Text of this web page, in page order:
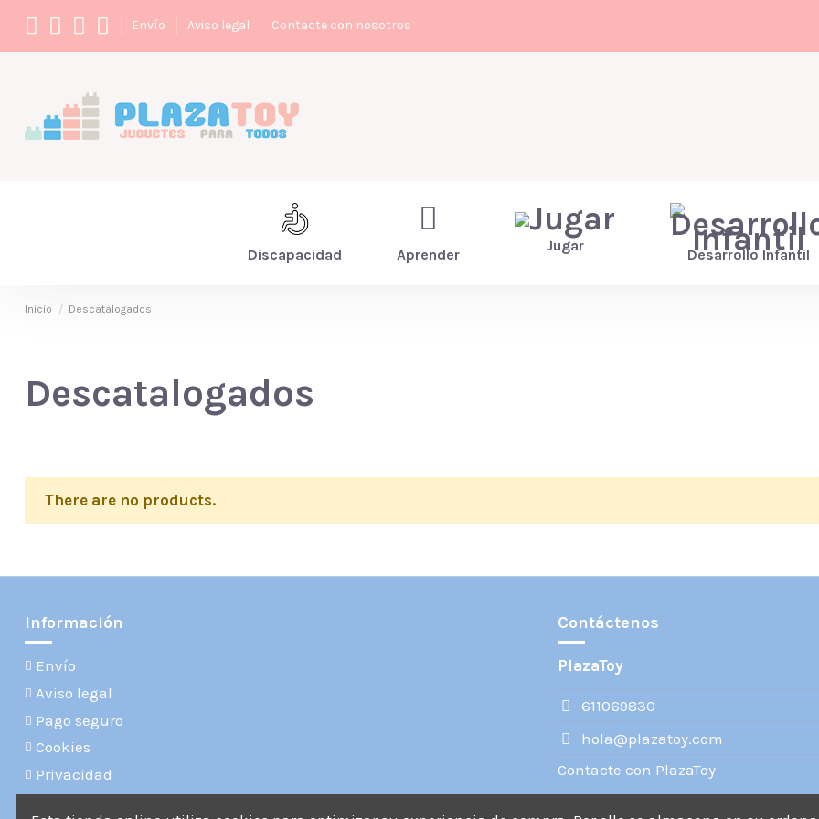
Envío Aviso legal Contacte con nosotros
Discapacidad Aprender Jugar Desarrollo Infantil
Inicio Descatalogados
Descatalogados
There are no products.
Información
Envío
Aviso legal
Pago seguro
Cookies
Privacidad
Contáctenos
PlazaToy
611069830
hola@plazatoy.com
Contacte con PlazaToy